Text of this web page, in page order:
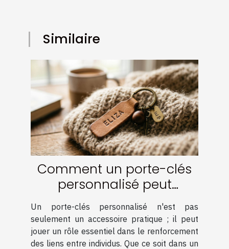
Similaire
Comment un porte-clés
personnalisé peut
renforcer les liens ?
Un porte-clés personnalisé n'est pas
seulement un accessoire pratique ; il peut
jouer un rôle essentiel dans le renforcement
des liens entre individus. Que ce soit dans un